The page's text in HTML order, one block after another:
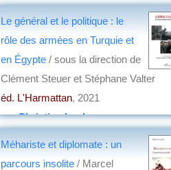
Le général et le politique : le
rôle des armées en Turquie et
en Égypte / sous la direction de
Clément Steuer et Stéphane Valter
éd. L'Harmattan, 2021
parChristian Lochon
Méhariste et diplomate : un
parcours insolite / Marcel